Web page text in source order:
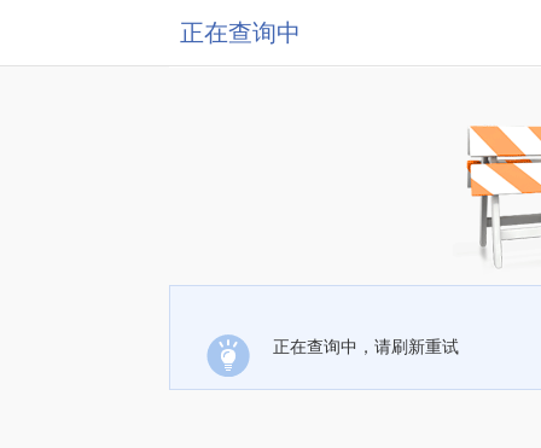
正在查询中
正在查询中，请刷新重试